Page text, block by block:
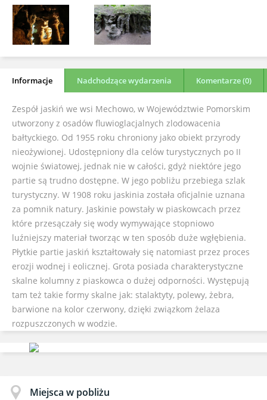
Informacje Nadchodzące wydarzenia Komentarze (0)
Zespół jaskiń we wsi Mechowo, w Województwie Pomorskim
utworzony z osadów fluwioglacjalnych zlodowacenia
bałtyckiego. Od 1955 roku chroniony jako obiekt przyrody
nieożywionej. Udostępniony dla celów turystycznych po II
wojnie światowej, jednak nie w całości, gdyż niektóre jego
partie są trudno dostępne. W jego pobliżu przebiega szlak
turystyczny. W 1908 roku jaskinia została oficjalnie uznana
za pomnik natury. Jaskinie powstały w piaskowcach przez
które przesączały się wody wymywające stopniowo
luźniejszy materiał tworząc w ten sposób duże wgłębienia.
Płytkie partie jaskiń kształtowały się natomiast przez proces
erozji wodnej i eolicznej. Grota posiada charakterystyczne
skalne kolumny z piaskowca o dużej odporności. Występują
tam też takie formy skalne jak: stalaktyty, polewy, żebra,
barwione na kolor czerwony, dzięki związkom żelaza
rozpuszczonych w wodzie.
Miejsca w pobliżu